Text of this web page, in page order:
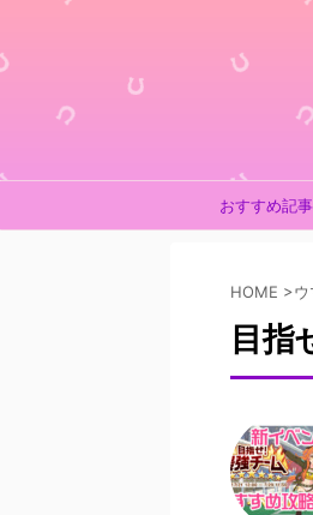
おすすめ記事
HOME >ウ
目指